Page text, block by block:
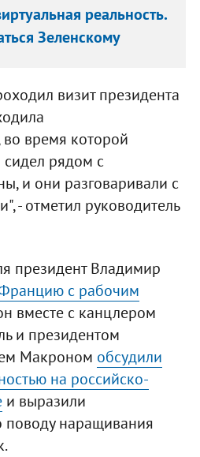
реальность.
Зеленскому
визит президента
время которой
рядом с
и они разговаривали с
- отметил руководитель
президент Владимир
с рабочим
вместе с канцлером
и президентом
Макроном обсудили
на российско-
и выразили
поводу наращивания